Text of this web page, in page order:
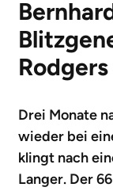
Rodgers
Drei Monate
wieder bei
klingt nach
Langer. Der